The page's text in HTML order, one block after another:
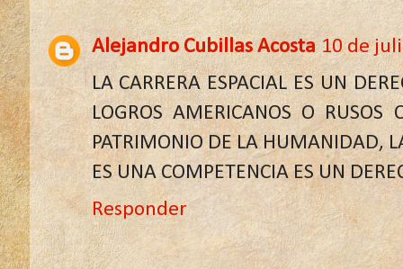
Alejandro Cubillas Acosta 10 de
LA CARRERA ESPACIAL ES UN
LOGROS AMERICANOS O RUSOS
PATRIMONIO DE LA HUMANIDAD,
ES UNA COMPETENCIA ES UN
Responder